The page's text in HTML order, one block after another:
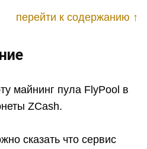
перейти к содержанию ↑
майнинг пула FlyPool в
ZCash.
сказать что сервис